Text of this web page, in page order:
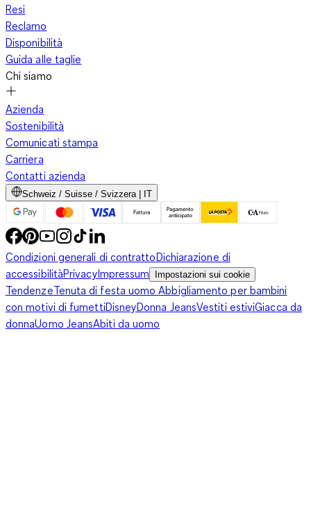
Resi
Reclamo
Disponibilità
Guida alle taglie
Chi siamo
Azienda
Sostenibilità
Comunicati stampa
Carriera
Contatti azienda
Schweiz / Suisse / Svizzera | IT
Condizioni generali di contrattoDichiarazione di
accessibilitàPrivacyImpressum Impostazioni sui cookie
TendenzeTenuta di festa uomoAbbigliamento per bambini
con motivi di fumettiDisneyDonna JeansVestiti estiviGiacca da
donnaUomo JeansAbiti da uomo